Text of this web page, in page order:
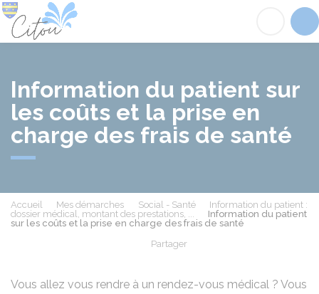
Information du patient sur
les coûts et la prise en
charge des frais de santé
Accueil Mes démarches Social - Santé
Information du patient :
dossier médical, montant des prestations, ...
Information du patient
sur les coûts et la prise en charge des frais de santé
Partager
Vous allez vous rendre à un rendez-vous médical ? Vous